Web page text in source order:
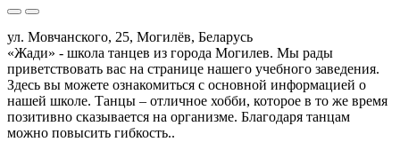
ул. Мовчанского, 25, Могилёв, Беларусь
«Жади» - школа танцев из города Могилев. Мы рады
приветствовать вас на странице нашего учебного заведения.
Здесь вы можете ознакомиться с основной информацией о
нашей школе. Танцы – отличное хобби, которое в то же время
позитивно сказывается на организме. Благодаря танцам
можно повысить гибкость..